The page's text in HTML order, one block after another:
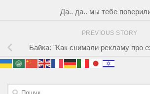
Да.. да.. мы тебе
PREVIOUS STORY
Байка: "Как снимали рекламу про
Пошук: